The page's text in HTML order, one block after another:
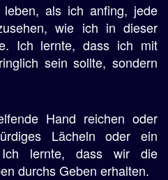
als ich anfing, jede
wie ich in dieser
Ich lernte, dass ich mit
sein sollte, sondern
Hand reichen oder
Lächeln oder ein
Ich lernte, dass wir die
durchs Geben erhalten.